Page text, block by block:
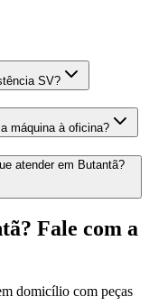
SV?
máquina à oficina?
atender em Butantã?
? Fale com a
domicílio com peças